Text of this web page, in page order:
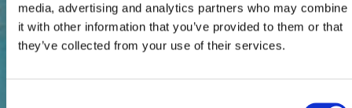
media, advertising and analytics partners who may combine
it with other information that you’ve provided to them or that
they’ve collected from your use of their services.